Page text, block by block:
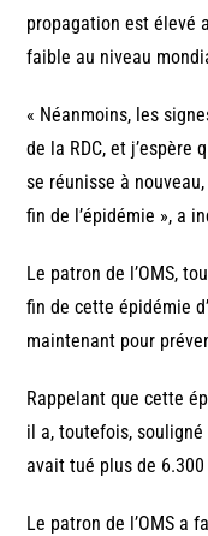
propagation est élevé
faible au niveau
« Néanmoins, les
de la RDC, et j’espère
se réunisse à
fin de l’épidémie », a
Le patron de l’OMS,
fin de cette épidémie
maintenant pour
Rappelant que cette
il a, toutefois, souligné
avait tué plus de 6.300
Le patron de l’OMS a